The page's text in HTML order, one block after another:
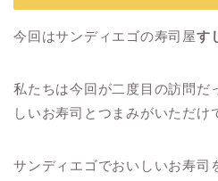
今回はサンディエゴの寿司屋す
私たちは今回が二度目の訪問だ
しいお寿司とつまみがいただけ
サンディエゴでおいしいお寿司